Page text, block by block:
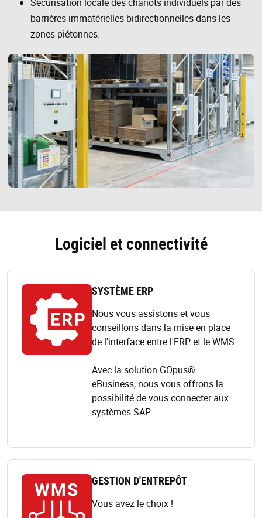
barrières immatérielles bidirectionnelles dans les
zones piétonnes.
Logiciel et connectivité
SYSTÈME ERP
Nous vous assistons et vous
conseillons dans la mise en place
de l'interface entre l'ERP et le WMS.
Avec la solution GOpus®
eBusiness, nous vous offrons la
possibilité de vous connecter aux
systèmes SAP.
GESTION D'ENTREPÔT
Vous avez le choix !